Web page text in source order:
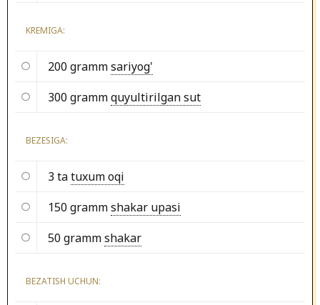
KREMIGA:
200 grammsariyog'
300 grammquyultirilgan sut
BEZESIGA:
3 tatuxum oqi
150 grammshakar upasi
50 grammshakar
BEZATISH UCHUN: